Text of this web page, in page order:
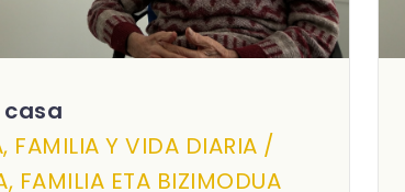
casa
FAMILIA Y VIDA DIARIA /
FAMILIA ETA BIZIMODUA